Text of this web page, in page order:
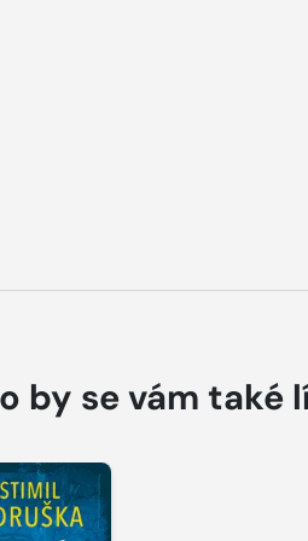
by se vám také